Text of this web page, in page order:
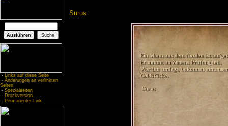
- Links auf diese Seite
- Änderungen an verlinkten
Seiten
- Spezialseiten
- Druckversion
- Permanenter Link
Surus